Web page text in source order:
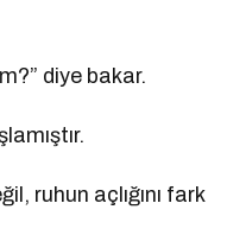
diye bakar.
ruhun açlığını fark